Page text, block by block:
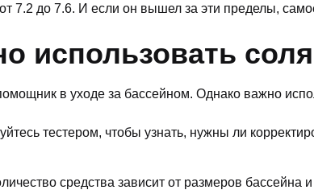
7.2 до 7.6. И если он вышел за эти пределы,
использовать
в уходе за бассейном. Однако важно
тестером, чтобы узнать, нужны ли
средства зависит от размеров